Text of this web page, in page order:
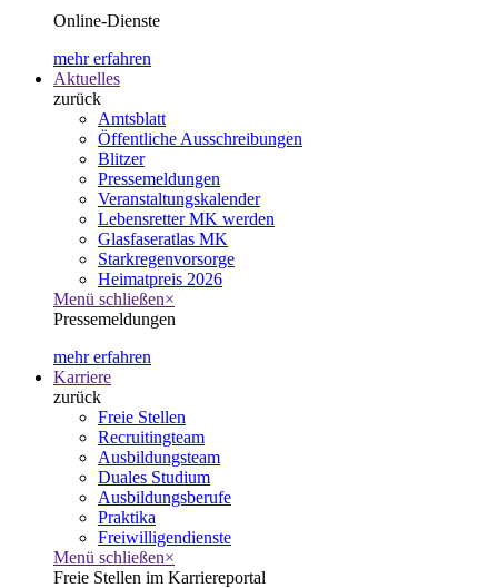
Online-Dienste
mehr erfahren
Aktuelles
zurück
Amtsblatt
Öffentliche Ausschreibungen
Blitzer
Pressemeldungen
Veranstaltungskalender
Lebensretter MK werden
Glasfaseratlas MK
Starkregenvorsorge
Heimatpreis 2026
Menü schließen×
Pressemeldungen
mehr erfahren
Karriere
zurück
Freie Stellen
Recruitingteam
Ausbildungsteam
Duales Studium
Ausbildungsberufe
Praktika
Freiwilligendienste
Menü schließen×
Freie Stellen im Karriereportal